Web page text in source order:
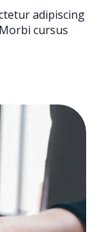
adipiscing
cursus